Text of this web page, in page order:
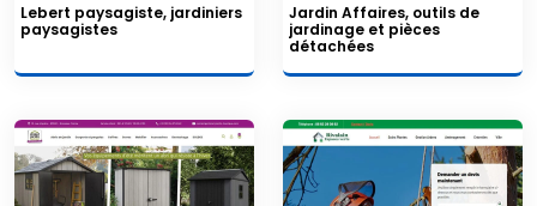
Lebert paysagiste, jardiniers
paysagistes
Jardin Affaires, outils de
jardinage et pièces
détachées